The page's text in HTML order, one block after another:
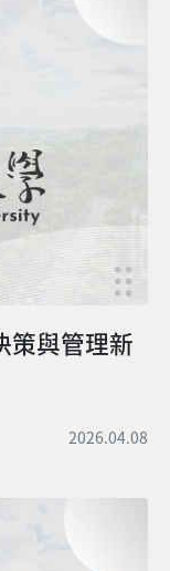
策與管理新
2026.04.08